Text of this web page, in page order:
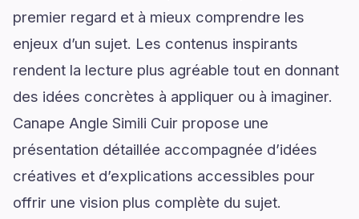
premier regard et à mieux comprendre les
enjeux d’un sujet. Les contenus inspirants
rendent la lecture plus agréable tout en donnant
des idées concrètes à appliquer ou à imaginer.
Canape Angle Simili Cuir propose une
présentation détaillée accompagnée d’idées
créatives et d’explications accessibles pour
offrir une vision plus complète du sujet.